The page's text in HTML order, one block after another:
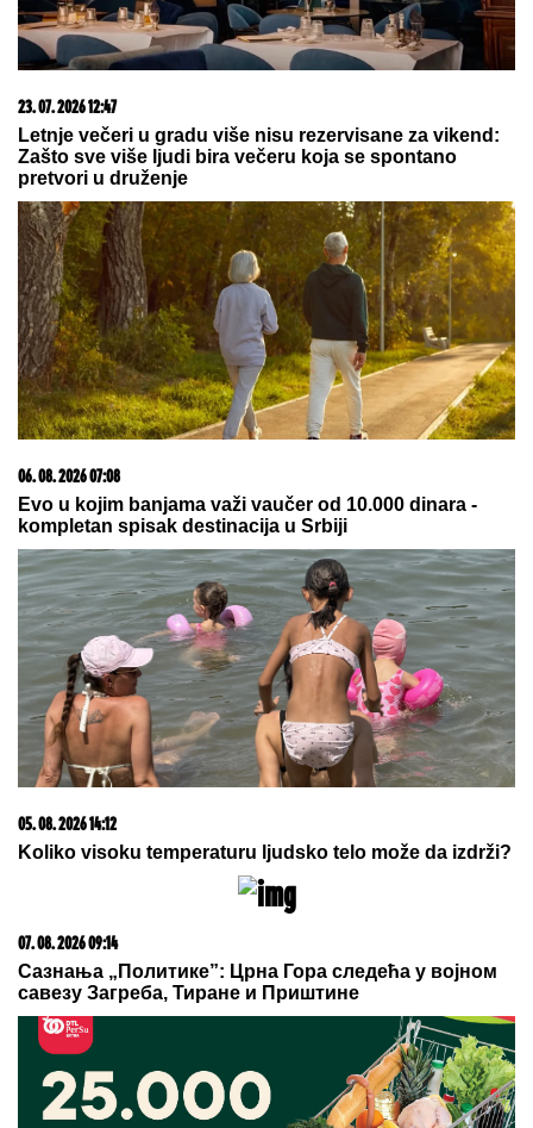
PRAVILO ZA TURISTE NA BAZENIMA U
FRANCUSKOJ:
Ruskinje uvek stavljaju DUGME U
ZAMRZIVAČ pre odlaska na odmor:
Kad saznate razlog, i vi ćete odmah
iskopirati ovaj trik
"DRAGANE, USKLADI AMBICIJE SA
SVOJOM KONDICIJOM I
MUNICIJOM"Jovana Jeremić
prozvala bivšeg i njegovu verenicu, a
on poručuje šta mu je JEDINO
VAŽNO: "U tome je istina"
by Aklamator
20. 07. 2026 08:04
REGISTRUJ SE UZ PROMO KOD CASINO Preuzmi
1500 BESPLATNIH SPINOVA
06. 08. 2026 06:38
Da li je genetika zaslužna za rađanje blizanaca? Istina o
naslednim faktorima i blizanačkoj trudnoći